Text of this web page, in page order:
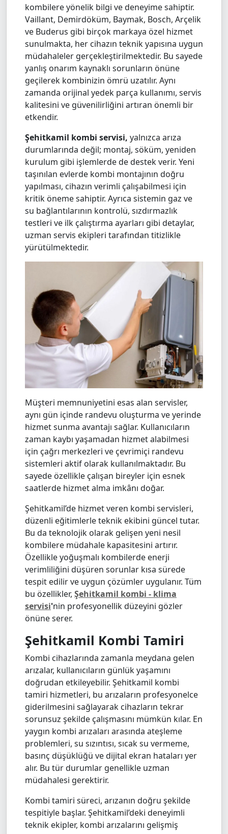
kombilere yönelik bilgi ve deneyime sahiptir.
Vaillant, Demirdöküm, Baymak, Bosch, Arçelik
ve Buderus gibi birçok markaya özel hizmet
sunulmakta, her cihazın teknik yapısına uygun
müdahaleler gerçekleştirilmektedir. Bu sayede
yanlış onarım kaynaklı sorunların önüne
geçilerek kombinizin ömrü uzatılır. Aynı
zamanda orijinal yedek parça kullanımı, servis
kalitesini ve güvenilirliğini artıran önemli bir
etkendir.
Şehitkamil kombi servisi, yalnızca arıza
durumlarında değil; montaj, söküm, yeniden
kurulum gibi işlemlerde de destek verir. Yeni
taşınılan evlerde kombi montajının doğru
yapılması, cihazın verimli çalışabilmesi için
kritik öneme sahiptir. Ayrıca sistemin gaz ve
su bağlantılarının kontrolü, sızdırmazlık
testleri ve ilk çalıştırma ayarları gibi detaylar,
uzman servis ekipleri tarafından titizlikle
yürütülmektedir.
Müşteri memnuniyetini esas alan servisler,
aynı gün içinde randevu oluşturma ve yerinde
hizmet sunma avantajı sağlar. Kullanıcıların
zaman kaybı yaşamadan hizmet alabilmesi
için çağrı merkezleri ve çevrimiçi randevu
sistemleri aktif olarak kullanılmaktadır. Bu
sayede özellikle çalışan bireyler için esnek
saatlerde hizmet alma imkânı doğar.
Şehitkamil’de hizmet veren kombi servisleri,
düzenli eğitimlerle teknik ekibini güncel tutar.
Bu da teknolojik olarak gelişen yeni nesil
kombilere müdahale kapasitesini artırır.
Özellikle yoğuşmalı kombilerde enerji
verimliliğini düşüren sorunlar kısa sürede
tespit edilir ve uygun çözümler uygulanır. Tüm
bu özellikler, Şehitkamil kombi - klima
servisi'nin profesyonellik düzeyini gözler
önüne serer.
Şehitkamil Kombi Tamiri
Kombi cihazlarında zamanla meydana gelen
arızalar, kullanıcıların günlük yaşamını
doğrudan etkileyebilir. Şehitkamil kombi
tamiri hizmetleri, bu arızaların profesyonelce
giderilmesini sağlayarak cihazların tekrar
sorunsuz şekilde çalışmasını mümkün kılar. En
yaygın kombi arızaları arasında ateşleme
problemleri, su sızıntısı, sıcak su vermeme,
basınç düşüklüğü ve dijital ekran hataları yer
alır. Bu tür durumlar genellikle uzman
müdahalesi gerektirir.
Kombi tamiri süreci, arızanın doğru şekilde
tespitiyle başlar. Şehitkamil’deki deneyimli
teknik ekipler, kombi arızalarını gelişmiş